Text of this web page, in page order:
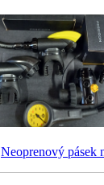
Neoprenový pásek